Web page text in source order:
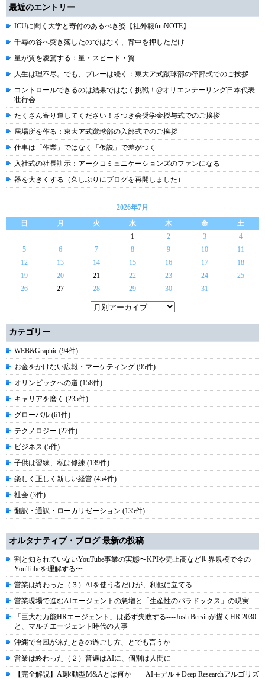
最近のエントリー
ICUに聞く大学と寄付のあるべき姿【社外報funNOTE】
千尋の谷へ突き落したのではなく、背中を押しただけ
量が質を凌駕する：量・スピード・質
人生は理不尽。でも、プレーは続く：東大ア式蹴球部の卒部式でのご挨拶
コントロールできるのは結果ではなく挑戦！@オリエンテーリング日本代表
壮行会
たくさん寄り道してください！さつき会奨学金授与式でのご挨拶
居場所を作る：東大ア式蹴球部の入部式でのご挨拶
仕事は「作業」ではなく「仮説」で差がつく
入社式の社長訓示：アークコミュニケーションズのファンになる
器を大きくする（久しぶりにブログを再開しました）
2026年7月
日
月 火 水 木 金
土
1
2 3
4
5
6 7 8 9 10
11
12
13 14 15 16 17
18
19
20 21 22 23 24
25
26
27 28 29 30 31
カテゴリー
WEB&Graphic (94件)
お金をかけない広報・マーケティング (95件)
オリンピックへの道 (158件)
キャリアを磨く (235件)
グローバル (61件)
テクノロジー (22件)
ビジネス (5件)
子供は習練、私は修練 (139件)
楽しく正しく新しい経営 (454件)
社会 (3件)
翻訳・通訳・ローカリゼーション (135件)
オルタナティブ・ブログ 最新の投稿
割と知られていないYouTube事業の実態〜KPIや売上高など世界規模で今の
YouTubeを理解する〜
営業は終わった（３）AIを使う者だけが、利他に立てる
営業現場で進むAIエージェントの急増と「生産性のパラドックス」の現実
「巨大な万能HRエージェント」は必ず失敗する----Josh Bersinが描くHR 2030
と、マルチエージェント時代の人事
沖縄で台風が来たときの過ごし方、とでも言うか
営業は終わった（２）普遍はAIに、個別は人間に
【完全解説】AI駆動型M&Aとは何か――AIモデル＋Deep Researchアルゴリズ